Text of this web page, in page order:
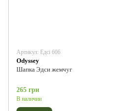
Артикул: Едсі 606
Odyssey
Шапка Эдси жемчуг
265 грн
В наличии